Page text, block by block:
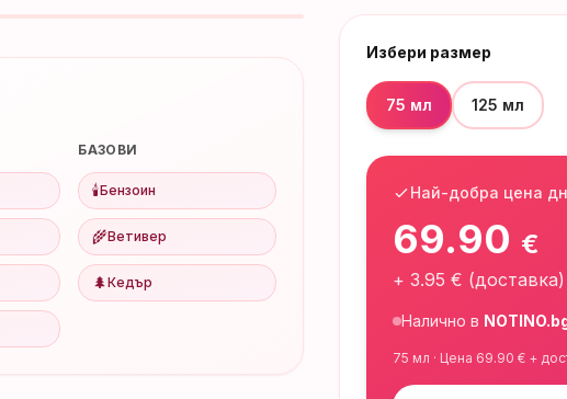
Избери размер
75 мл 125 мл
Най-добра цена
69.90 €
+ 3.95 € (доставка)
Налично в
75 мл · Цена 69.90 € +
БАЗОВИ
🕯️Бензоин
🌾Ветивер
🌲Кедър